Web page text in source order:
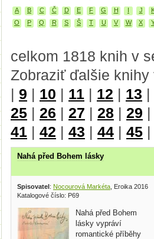
A B C Č D E F G H I J
O
P Q R S Š T U V W X
celkom 1818 knih v
Zobraziť ďalšie
| 9 | 10 | 11 | 12 | 13 |
25 | 26 | 27 | 28 | 29
41 | 42 | 43 | 44 | 45
Nahá před Bohem lásky
Spisovatel: Nocourová Markéta , Eroika 2016
Katalogové číslo: P69
Nahá před Bohem
lásky vypráví
romantické příběhy